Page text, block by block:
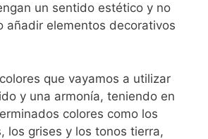
un sentido estético y no
añadir elementos decorativos
que vayamos a utilizar
y una armonía, teniendo en
colores como los
los grises y los tonos tierra,